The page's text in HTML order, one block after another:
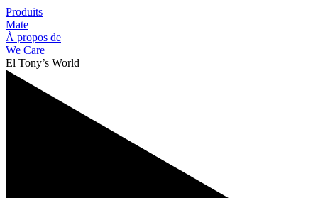
Produits
Mate
À propos de
We Care
El Tony’s World